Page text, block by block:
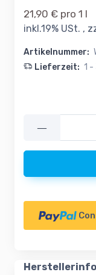
21,90 € pro 1 l
inkl.19% USt. ,
Artikelnummer:
Lieferzeit: 1 -
—